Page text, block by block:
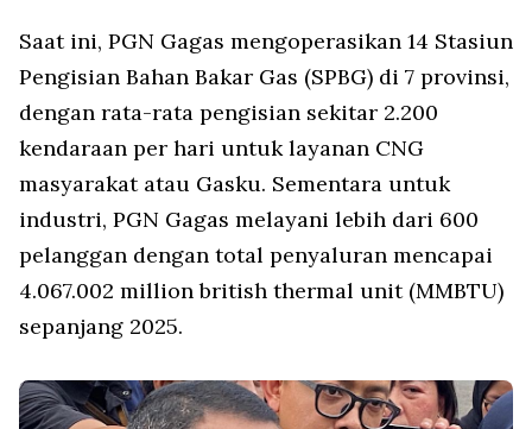
Saat ini, PGN Gagas mengoperasikan 14 Stasiun
Pengisian Bahan Bakar Gas (SPBG) di 7 provinsi,
dengan rata-rata pengisian sekitar 2.200
kendaraan per hari untuk layanan CNG
masyarakat atau Gasku. Sementara untuk
industri, PGN Gagas melayani lebih dari 600
pelanggan dengan total penyaluran mencapai
4.067.002 million british thermal unit (MMBTU)
sepanjang 2025.